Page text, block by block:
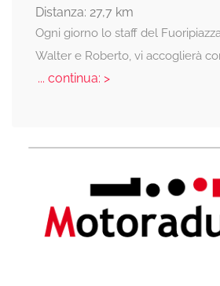
Distanza: 27,7 km
Ogni giorno lo staff del
Walter e Roberto, vi accoglierà
... continua: >